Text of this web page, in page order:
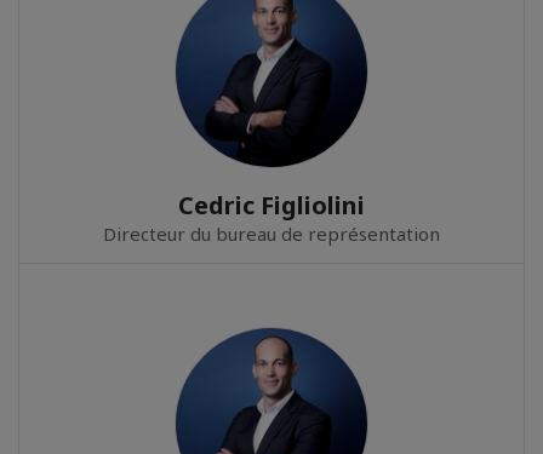
Cedric Figliolini
Directeur du bureau de représentation